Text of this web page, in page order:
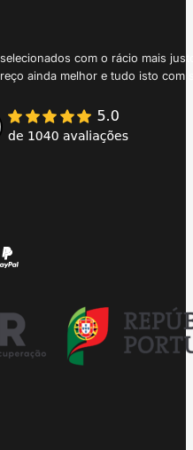
com o rácio mais
ainda melhor e tudo isto